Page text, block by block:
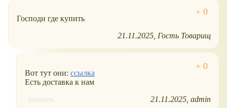
Господи где купить
21.11.2025 Гость Товарищ
Вот тут они: ссылка
Есть доставка к нам
ответить 21.11.2025 admin